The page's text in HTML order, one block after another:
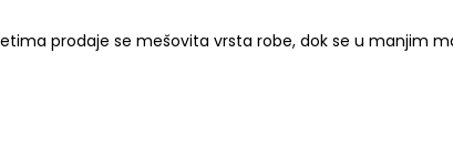
prodaje se mešovita vrsta robe, dok se u manjim